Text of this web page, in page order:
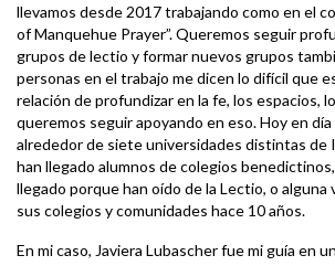
llevamos desde 2017 trabajando como en el
of Manquehue Prayer”. Queremos seguir
grupos de lectio y formar nuevos grupos
personas en el trabajo me dicen lo difícil que
relación de profundizar en la fe, los espacios,
queremos seguir apoyando en eso. Hoy en
alrededor de siete universidades distintas de
han llegado alumnos de colegios
llegado porque han oído de la Lectio, o alguna
sus colegios y comunidades hace 10 años.
En mi caso, Javiera Lubascher fue mi guía en